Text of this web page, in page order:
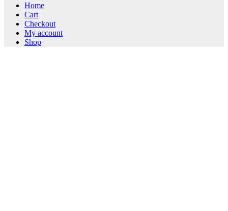
Home
Cart
Checkout
My account
Shop